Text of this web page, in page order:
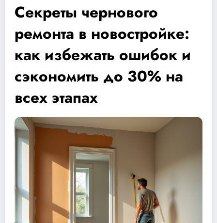
Секреты чернового
ремонта в новостройке:
как избежать ошибок и
сэкономить до 30% на
всех этапах